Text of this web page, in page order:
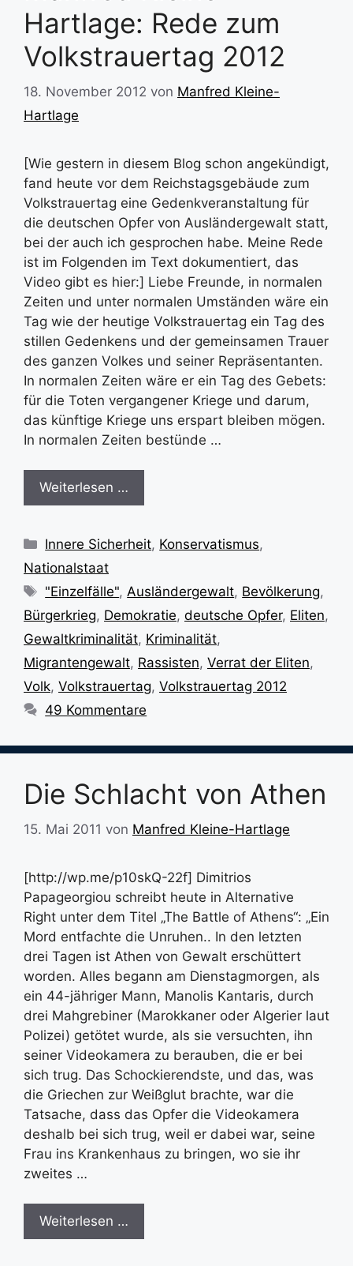
Hartlage: Rede zum
Volkstrauertag 2012
18. November 2012 von Manfred Kleine-
Hartlage
[Wie gestern in diesem Blog schon angekündigt,
fand heute vor dem Reichstagsgebäude zum
Volkstrauertag eine Gedenkveranstaltung für
die deutschen Opfer von Ausländergewalt statt,
bei der auch ich gesprochen habe. Meine Rede
ist im Folgenden im Text dokumentiert, das
Video gibt es hier:] Liebe Freunde, in normalen
Zeiten und unter normalen Umständen wäre ein
Tag wie der heutige Volkstrauertag ein Tag des
stillen Gedenkens und der gemeinsamen Trauer
des ganzen Volkes und seiner Repräsentanten.
In normalen Zeiten wäre er ein Tag des Gebets:
für die Toten vergangener Kriege und darum,
das künftige Kriege uns erspart bleiben mögen.
In normalen Zeiten bestünde …
Weiterlesen …
Kategorien
Innere Sicherheit, Konservatismus,
Nationalstaat
Schlagwörter
"Einzelfälle",Ausländergewalt, Bevölkerung,
Bürgerkrieg, Demokratie, deutsche Opfer, Eliten,
Gewaltkriminalität, Kriminalität,
Migrantengewalt, Rassisten, Verrat der Eliten,
Volk, Volkstrauertag, Volkstrauertag 2012
49 Kommentare
Die Schlacht von Athen
15. Mai 2011 von Manfred Kleine-Hartlage
[http://wp.me/p10skQ-22f] Dimitrios
Papageorgiou schreibt heute in Alternative
Right unter dem Titel „The Battle of Athens“: „Ein
Mord entfachte die Unruhen.. In den letzten
drei Tagen ist Athen von Gewalt erschüttert
worden. Alles begann am Dienstagmorgen, als
ein 44-jähriger Mann, Manolis Kantaris, durch
drei Mahgrebiner (Marokkaner oder Algerier laut
Polizei) getötet wurde, als sie versuchten, ihn
seiner Videokamera zu berauben, die er bei
sich trug. Das Schockierendste, und das, was
die Griechen zur Weißglut brachte, war die
Tatsache, dass das Opfer die Videokamera
deshalb bei sich trug, weil er dabei war, seine
Frau ins Krankenhaus zu bringen, wo sie ihr
zweites …
Weiterlesen …